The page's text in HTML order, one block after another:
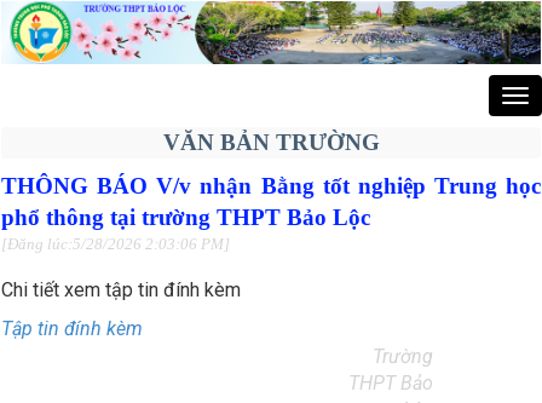
VĂN BẢN TRƯỜNG
THÔNG BÁO V/v nhận Bằng tốt nghiệp Trung học
phổ thông tại trường THPT Bảo Lộc
[Đăng lúc:5/28/2026 2:03:06 PM]
Chi tiết xem tập tin đính kèm
Tập tin đính kèm
Trường
THPT Bảo